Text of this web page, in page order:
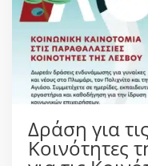
Δράση για
Κοινότητες